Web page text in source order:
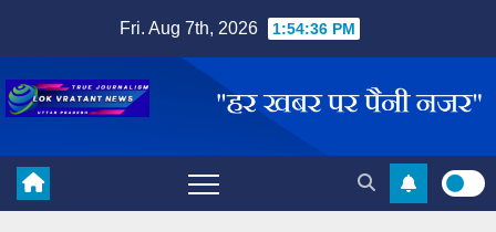
content
Fri. Aug 7th, 2026 1:54:37 PM